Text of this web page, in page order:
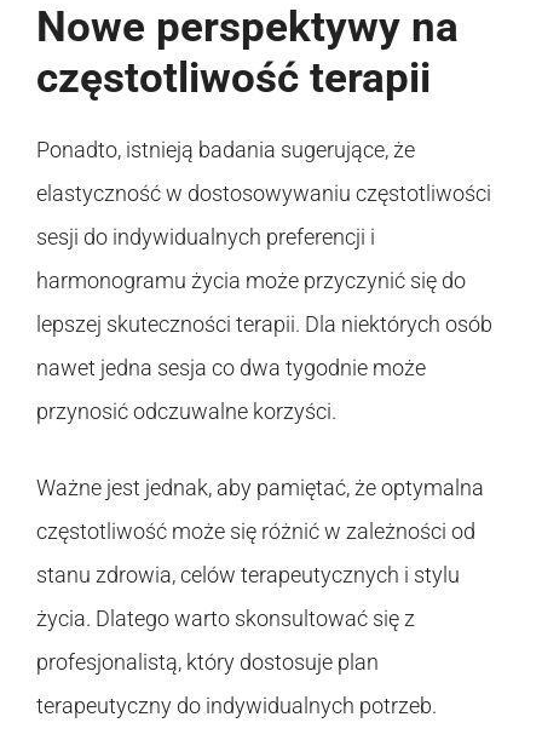
Nowe perspektywy na
częstotliwość terapii
Ponadto, istnieją badania sugerujące, że
elastyczność w dostosowywaniu częstotliwości
sesji do indywidualnych preferencji i
harmonogramu życia może przyczynić się do
lepszej skuteczności terapii. Dla niektórych osób
nawet jedna sesja co dwa tygodnie może
przynosić odczuwalne korzyści.
Ważne jest jednak, aby pamiętać, że optymalna
częstotliwość może się różnić w zależności od
stanu zdrowia, celów terapeutycznych i stylu
życia. Dlatego warto skonsultować się z
profesjonalistą, który dostosuje plan
terapeutyczny do indywidualnych potrzeb.